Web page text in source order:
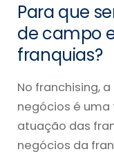
Para que
de campo
franquias?
No franchising,
negócios é
atuação das
negócios da